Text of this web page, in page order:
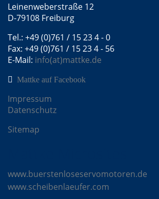
Leinenweberstraße 12
D-79108 Freiburg
Tel.: +49 (0)761 / 15 23 4 - 0
Fax: +49 (0)761 / 15 23 4 - 56
E-Mail: info(at)mattke.de
Mattke auf Facebook
Impressum
Datenschutz
Sitemap
www.buerstenloseservomotoren.de
www.scheibenlaeufer.com